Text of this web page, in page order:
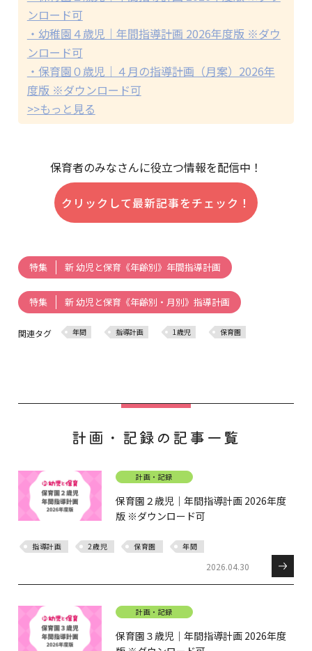
ンロード可
・幼稚園４歳児｜年間指導計画 2026年度版 ※ダウ
ンロード可
・保育園０歳児｜４月の指導計画（月案）2026年
度版 ※ダウンロード可
>>もっと見る
保育者のみなさんに役立つ情報を配信中！
クリックして最新記事をチェック！
特集 新 幼児と保育《年齢別》年間指導計画
特集 新 幼児と保育《年齢別・月別》指導計画
関連タグ 年間 指導計画 1歳児 保育園
計画・記録の記事一覧
計画・記録
保育園２歳児｜年間指導計画 2026年度
版 ※ダウンロード可
指導計画 2歳児 保育園 年間
2026.04.30
計画・記録
保育園３歳児｜年間指導計画 2026年度